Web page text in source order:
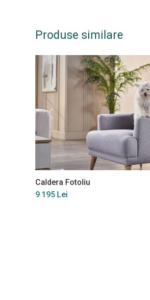
Produse similare
Caldera Fotoliu
9 195 Lei